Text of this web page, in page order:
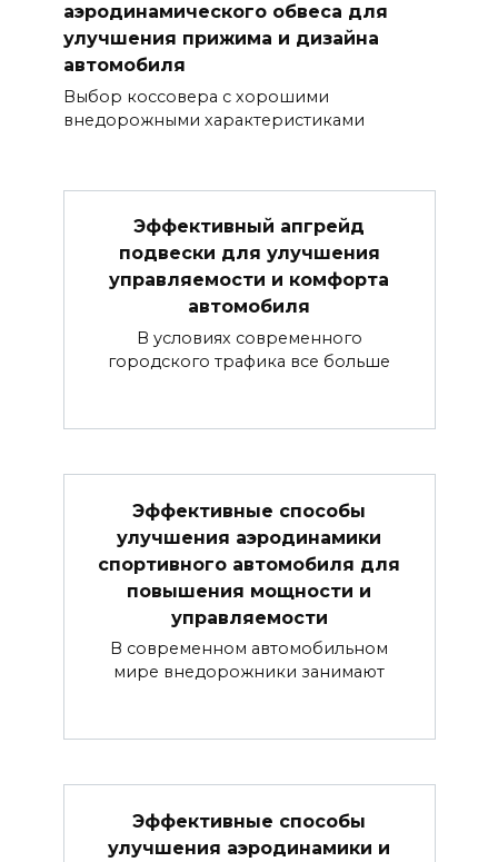
аэродинамического обвеса для
улучшения прижима и дизайна
автомобиля
Выбор коссовера с хорошими
внедорожными характеристиками
Эффективный апгрейд
подвески для улучшения
управляемости и комфорта
автомобиля
В условиях современного
городского трафика все больше
Эффективные способы
улучшения аэродинамики
спортивного автомобиля для
повышения мощности и
управляемости
В современном автомобильном
мире внедорожники занимают
Эффективные способы
улучшения аэродинамики и